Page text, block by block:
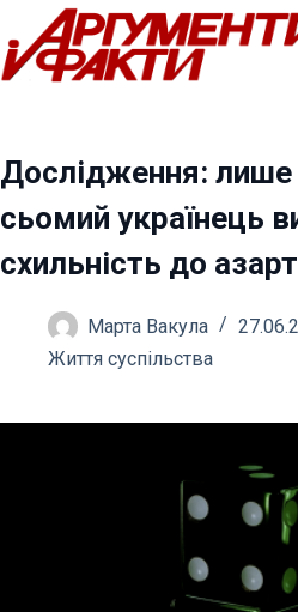
Перейти
до
вмісту
Дослідження:
сьомий українець
схильність до
Марта Вакула
Життя суспільства